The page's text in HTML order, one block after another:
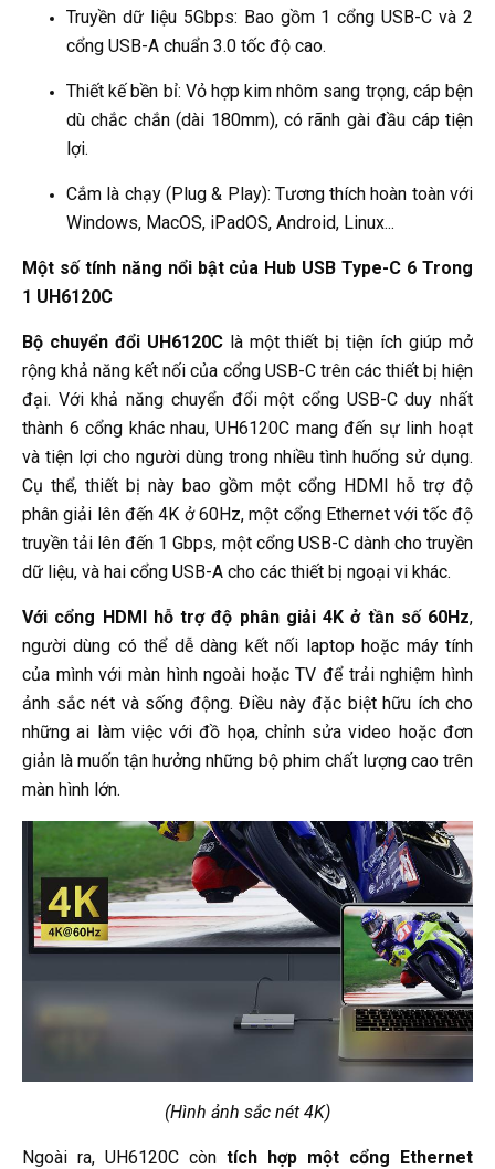
Truyền dữ liệu 5Gbps: Bao gồm 1 cổng USB-C và 2
cổng USB-A chuẩn 3.0 tốc độ cao.
Thiết kế bền bỉ: Vỏ hợp kim nhôm sang trọng, cáp bện
dù chắc chắn (dài 180mm), có rãnh gài đầu cáp tiện
lợi.
Cắm là chạy (Plug & Play): Tương thích hoàn toàn với
Windows, MacOS, iPadOS, Android, Linux...
Một số tính năng nổi bật của Hub USB Type-C 6 Trong
1 UH6120C
Bộ chuyển đổi UH6120Clà một thiết bị tiện ích giúp mở
rộng khả năng kết nối của cổng USB-C trên các thiết bị hiện
đại. Với khả năng chuyển đổi một cổng USB-C duy nhất
thành 6 cổng khác nhau, UH6120C mang đến sự linh hoạt
và tiện lợi cho người dùng trong nhiều tình huống sử dụng.
Cụ thể, thiết bị này bao gồm một cổng HDMI hỗ trợ độ
phân giải lên đến 4K ở 60Hz, một cổng Ethernet với tốc độ
truyền tải lên đến 1 Gbps, một cổng USB-C dành cho truyền
dữ liệu, và hai cổng USB-A cho các thiết bị ngoại vi khác.
Với cổng HDMI hỗ trợ độ phân giải 4K ở tần số 60Hz,
người dùng có thể dễ dàng kết nối laptop hoặc máy tính
của mình với màn hình ngoài hoặc TV để trải nghiệm hình
ảnh sắc nét và sống động. Điều này đặc biệt hữu ích cho
những ai làm việc với đồ họa, chỉnh sửa video hoặc đơn
giản là muốn tận hưởng những bộ phim chất lượng cao trên
màn hình lớn.
(Hình ảnh sắc nét 4K)
Ngoài ra, UH6120C còn tích hợp một cổng Ethernet